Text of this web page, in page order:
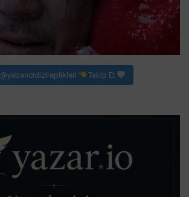
@yabancidizireplikleri Takip Et